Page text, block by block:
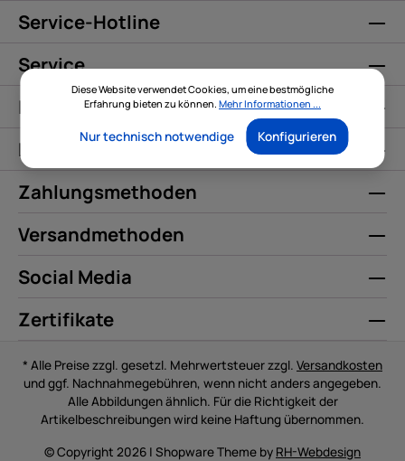
Service-Hotline
Service
Informationen
Kontakt
Zahlungsmethoden
Versandmethoden
Social Media
Zertifikate
* Alle Preise zzgl. gesetzl. Mehrwertsteuer zzgl. Versandkosten
und ggf. Nachnahmegebühren, wenn nicht anders angegeben.
Alle Abbildungen ähnlich. Für die Richtigkeit der
Artikelbeschreibungen wird keine Haftung übernommen.
© Copyright 2026 | Shopware Theme by RH-Webdesign
Diese Website verwendet Cookies, um eine bestmögliche
Erfahrung bieten zu können. Mehr Informationen ...
Nur technisch notwendige Konfigurieren